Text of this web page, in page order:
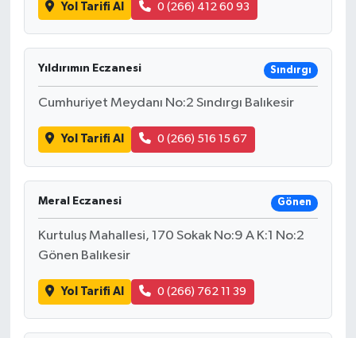
Yol Tarifi Al 0 (266) 412 60 93
Yıldırımın Eczanesi Sındırgı
Cumhuriyet Meydanı No:2 Sındırgı Balıkesir
Yol Tarifi Al 0 (266) 516 15 67
Meral Eczanesi Gönen
Kurtuluş Mahallesi, 170 Sokak No:9 A K:1 No:2
Gönen Balıkesir
Yol Tarifi Al 0 (266) 762 11 39